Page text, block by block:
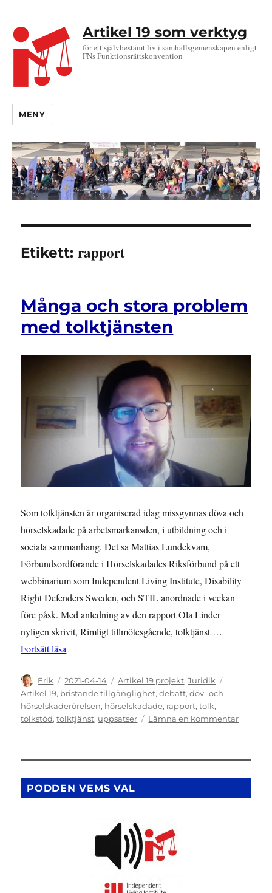
Artikel 19 som verktyg
för ett självbestämt liv i samhällsgemenskapen enligt
FNs Funktionsrättskonvention
MENY
Etikett:rapport
Många och stora problem
med tolktjänsten
Som tolktjänsten är organiserad idag missgynnas döva och
hörselskadade på arbetsmarkansden, i utbildning och i
sociala sammanhang. Det sa Mattias Lundekvam,
Förbundsordförande i Hörselskadades Riksförbund på ett
webbinarium som Independent Living Institute, Disability
Right Defenders Sweden, och STIL anordnade i veckan
före påsk. Med anledning av den rapport Ola Linder
nyligen skrivit, Rimligt tillmötesgående, tolktjänst …
Fortsätt läsa
Författare
Erik
Publicerat
den
2021-04-14 Kategorier
Artikel 19 projekt,Juridik
Artikel 19, bristande tillgänglighet,debatt,döv- och
hörselskaderörelsen, hörselskadade, rapport,tolk,
tolkstöd,tolktjänst, uppsatser Lämna en kommentartill
PODDEN VEMS VAL